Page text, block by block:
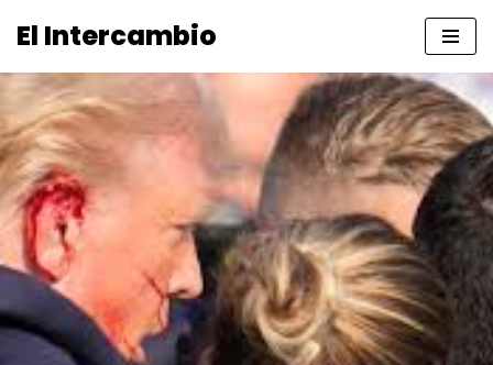
al
contenido
El Intercambio